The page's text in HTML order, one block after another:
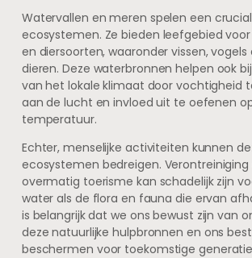
Watervallen en meren spelen een
ecosystemen. Ze bieden leefgebied
en diersoorten, waaronder vissen, vogels
dieren. Deze waterbronnen helpen ook
van het lokale klimaat door vochtigheid
aan de lucht en invloed uit te oefenen
temperatuur.
Echter, menselijke activiteiten kunnen
ecosystemen bedreigen.
overmatig toerisme kan schadelijk zijn
water als de flora en fauna die ervan
is belangrijk dat we ons bewust zijn van
deze natuurlijke hulpbronnen en ons
beschermen voor toekomstige